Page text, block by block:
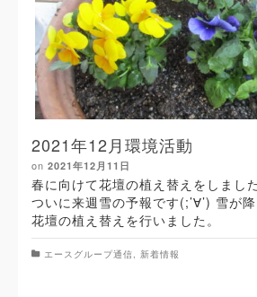
2021年12月環境活動
on 2021年12月11日
春に向けて花壇の植え替えをしま
ついに来週雪の予報です(;’∀’) 雪が
花壇の植え替えを行いました。
エースグループ通信, 新着情報